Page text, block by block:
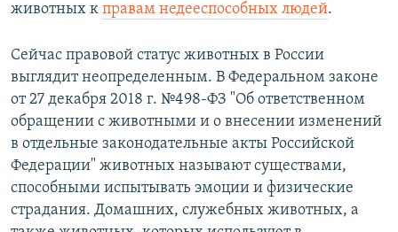
животных к правам недееспособных людей.
Сейчас правовой статус животных в России
выглядит неопределенным. В Федеральном законе
от 27 декабря 2018 г. №498-ФЗ "Об ответственном
обращении с животными и о внесении изменений
в отдельные законодательные акты Российской
Федерации" животных называют существами,
способными испытывать эмоции и физические
страдания. Домашних, служебных животных, а